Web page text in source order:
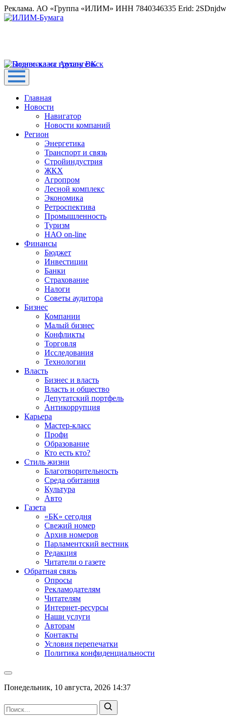
Реклама. АО «Группа «ИЛИМ» ИНН 7840346335 Erid:
Главная
Новости
Навигатор
Новости компаний
Регион
Энергетика
Транспорт и связь
Стройиндустрия
ЖКХ
Агропром
Лесной комплекс
Экономика
Ретроспектива
Промышленность
Туризм
НАО on-line
Финансы
Бюджет
Инвестиции
Банки
Страхование
Налоги
Советы аудитора
Бизнес
Компании
Малый бизнес
Конфликты
Торговля
Исследования
Технологии
Власть
Бизнес и власть
Власть и общество
Депутатский портфель
Антикоррупция
Карьера
Мастер-класс
Профи
Образование
Кто есть кто?
Стиль жизни
Благотворительность
Среда обитания
Культура
Авто
Газета
«БК» сегодня
Свежий номер
Архив номеров
Парламентский вестник
Редакция
Читатели о газете
Обратная связь
Опросы
Рекламодателям
Читателям
Интернет-ресурсы
Наши услуги
Авторам
Контакты
Условия перепечатки
Политика конфиденциальности
Понедельник, 10 августа, 2026 14:37